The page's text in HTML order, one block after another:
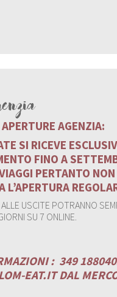
AGENZIA:
SI RICEVE
FINO A
PERTANTO NON
L’APERTURA
USCITE POTRANNO
SU 7 ONLINE.
: 349
EAT.ITDAL